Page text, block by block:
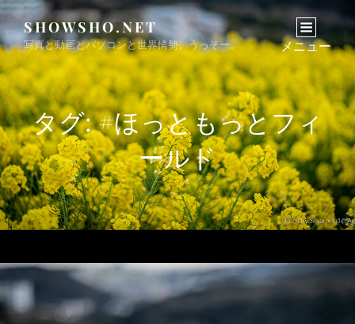
SHOWSHO.NET
写真と動画とパソコンと世界情勢。うっそー。 メニュー
タグ:#ほっともっとフィ
ールド